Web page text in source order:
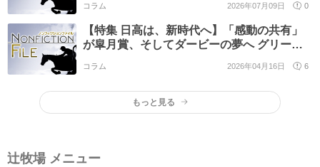
コラム 2026年07月09日 0
【特集 日高は、新時代へ】「感動の共有」
が皐月賞、そしてダービーの夢へ グリーン
コラム 2026年04月16日 6
もっと見る
辻牧場 メニュー